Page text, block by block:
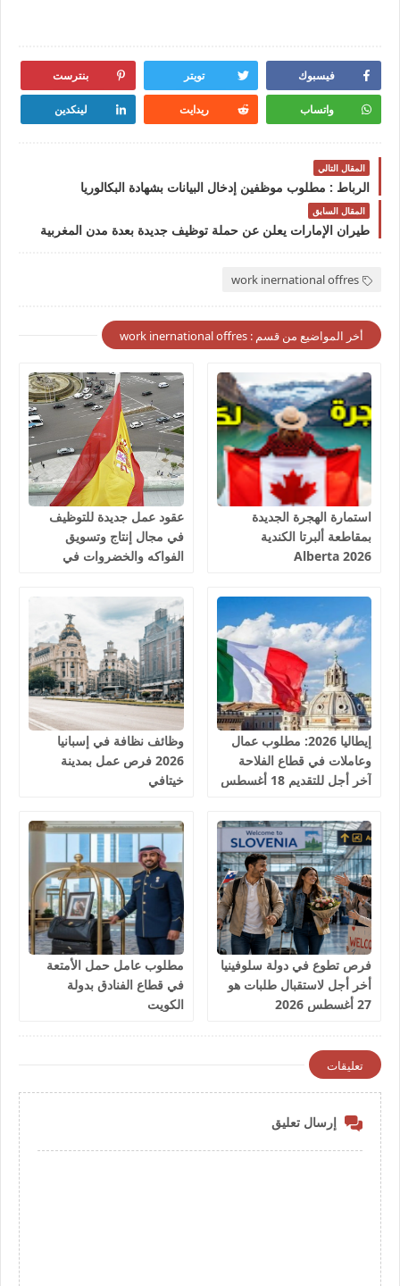
فيسبوك تويتر بنترست
واتساب ريدايت لينكدين
المقال التالي
الرباط : مطلوب موظفين إدخال البيانات بشهادة البكالوريا
المقال السابق
طيران الإمارات يعلن عن حملة توظيف جديدة بعدة مدن المغربية
work inernational offres
أخر المواضيع من قسم : work inernational offres
استمارة الهجرة الجديدة
بمقاطعة ألبرتا الكندية
Alberta 2026
عقود عمل جديدة للتوظيف
في مجال إنتاج وتسويق
الفواكه والخضروات في
إيطاليا 2026: مطلوب عمال
وعاملات في قطاع الفلاحة
آخر أجل للتقديم 18 أغسطس
وظائف نظافة في إسبانيا
2026 فرص عمل بمدينة
خيتافي
فرص تطوع في دولة سلوفينيا
أخر أجل لاستقبال طلبات هو
27 أغسطس 2026
مطلوب عامل حمل الأمتعة
في قطاع الفنادق بدولة
الكويت
تعليقات
إرسال تعليق